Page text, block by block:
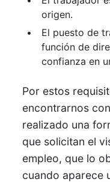
origen.
El puesto de
función de
confianza en
Por estos
encontrarnos
realizado una
que solicitan el
empleo, que lo
cuando aparece